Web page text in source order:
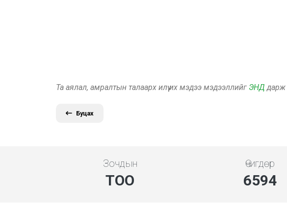
Та аялал, амралтын талаарх илүү их мэдээ мэдээллийг ЭНД дарж
Буцах
Зочдын
ТОО
Өчигдөр
7608